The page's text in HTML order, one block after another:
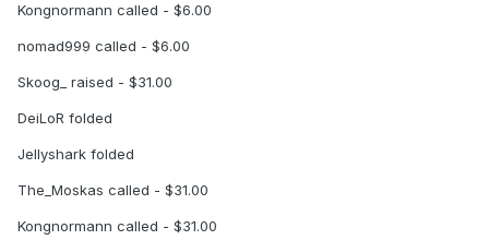
Kongnormann called - $6.00
nomad999 called - $6.00
Skoog_ raised - $31.00
DeiLoR folded
Jellyshark folded
The_Moskas called - $31.00
Kongnormann called - $31.00